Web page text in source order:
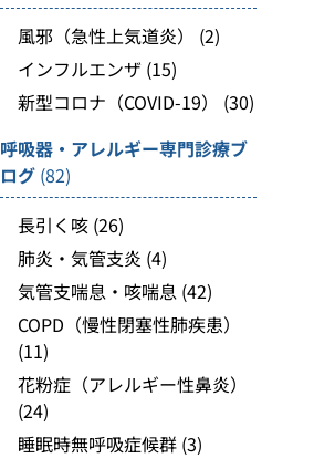
風邪（急性上気道炎）
(2)
インフルエンザ (15)
新型コロナ（COVID-19）
(30)
呼吸器・アレルギー専門診療ブ
ログ (82)
長引く咳 (26)
肺炎・気管支炎 (4)
気管支喘息・咳喘息 (42)
COPD（慢性閉塞性肺疾患）
(11)
花粉症（アレルギー性鼻炎）
(24)
睡眠時無呼吸症候群 (3)